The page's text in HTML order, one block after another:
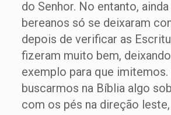
do Senhor. No entanto,
bereanos só se deixaram
depois de verificar as
fizeram muito bem,
exemplo para que imitemos.
buscarmos na Bíblia algo
com os pés na direção